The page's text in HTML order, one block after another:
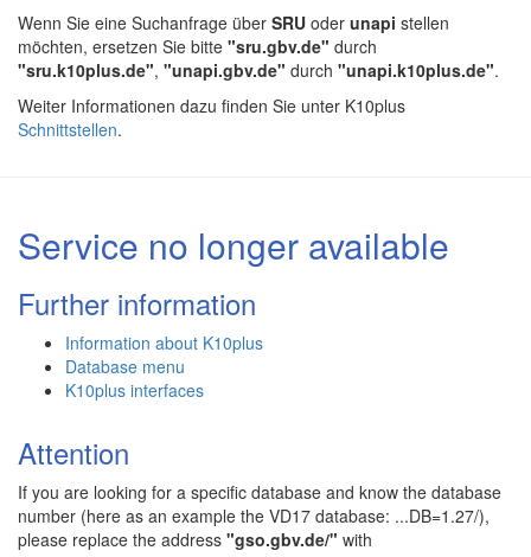
Wenn Sie eine Suchanfrage über SRU oder unapi stellen
möchten, ersetzen Sie bitte "sru.gbv.de" durch
"sru.k10plus.de", "unapi.gbv.de" durch "unapi.k10plus.de".
Weiter Informationen dazu finden Sie unter K10plus
Schnittstellen.
Service no longer available
Further information
Information about K10plus
Database menu
K10plus interfaces
Attention
If you are looking for a specific database and know the database
number (here as an example the VD17 database: ...DB=1.27/),
please replace the address "gso.gbv.de/" with